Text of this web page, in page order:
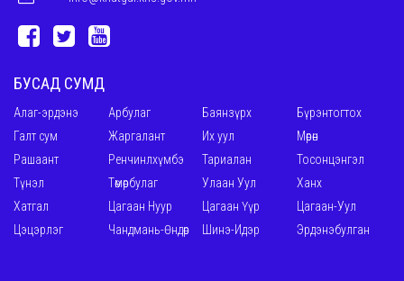
БУСАД СУМД
Алаг-эрдэнэ Арбулаг Баянзүрх
Бүрэнтогтох
Галт сум
Жаргалант Их уул
Мөрөн
Рашаант
Ренчинлхүмбэ Тариалан
Тосонцэнгэл
Түнэл
Төмөрбулаг Улаан Уул
Ханх
Хатгал
Цагаан Нуур Цагаан Үүр
Цагаан-Уул
Цэцэрлэг
Чандмань-Өндөр Шинэ-Идэр Эрдэнэбулган